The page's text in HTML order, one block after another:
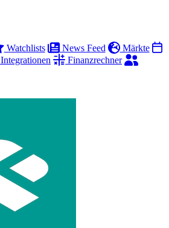
Watchlists News Feed
Märkte
Integrationen
Finanzrechner